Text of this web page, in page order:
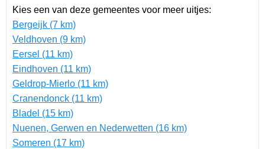
Kies een van deze gemeentes voor meer uitjes:
Bergeijk (7 km)
Veldhoven (9 km)
Eersel (11 km)
Eindhoven (11 km)
Geldrop-Mierlo (11 km)
Cranendonck (11 km)
Bladel (15 km)
Nuenen, Gerwen en Nederwetten (16 km)
Someren (17 km)